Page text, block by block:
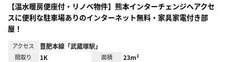
【温水暖房便座付・リノベ物件】熊本インターチェンジへアクセ
スに便利な駐車場ありのインターネット無料・家具家電付き部
屋！
アクセス 豊肥本線「武蔵塚駅」
間取り 1K 面積 23m²